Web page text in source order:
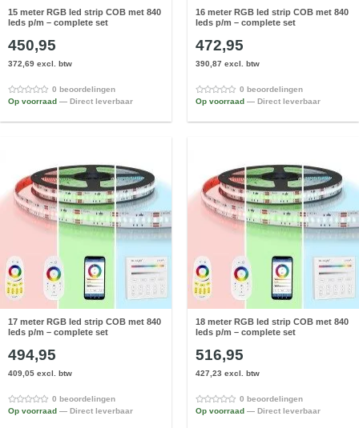
15 meter RGB led strip COB met 840
leds p/m – complete set
450,95
372,69 excl. btw
0 beoordelingen
Op voorraad — Direct leverbaar
16 meter RGB led strip COB met 840
leds p/m – complete set
472,95
390,87 excl. btw
0 beoordelingen
Op voorraad — Direct leverbaar
17 meter RGB led strip COB met 840
leds p/m – complete set
494,95
409,05 excl. btw
0 beoordelingen
Op voorraad — Direct leverbaar
18 meter RGB led strip COB met 840
leds p/m – complete set
516,95
427,23 excl. btw
0 beoordelingen
Op voorraad — Direct leverbaar